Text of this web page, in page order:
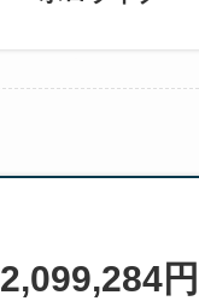
2,099,284円